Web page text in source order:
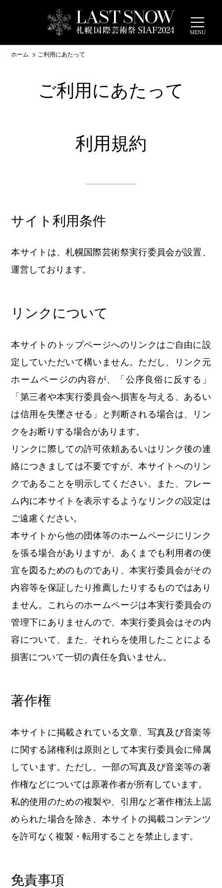
MENU
開催概要
アクセス
公募・連携企画
ホーム ご利用にあたって
ご利用にあたって
利用規約
サイト利用条件
本サイトは、札幌国際芸術祭実行委員会が設置、
運営しております。
リンクについて
本サイトのトップページへのリンクはご自由に設
定していただいて構いません。ただし、リンク元
ホームページの内容が、「公序良俗に反する」
「第三者や本実行委員会へ損害を与える、あるい
は信用を失墜させる」と判断される場合は、リン
クをお断りする場合があります。
リンクに際しての許可依頼あるいはリンク後の連
絡につきましては不要ですが、本サイトへのリン
クであることを明示してください。また、フレー
ム内に本サイトを表示するようなリンクの設定は
ご遠慮ください。
本サイトから他の団体等のホームページにリンク
を張る場合がありますが、あくまでも利用者の便
宜を図るためのものであり、本実行委員会がその
内容等を保証したり推薦したりするものではあり
ません。これらのホームページは本実行委員会の
管理下にありませんので、本実行委員会はその内
容について、また、それらを使用したことによる
損害について一切の責任を負いません。
著作権
本サイトに掲載されている文章、写真及び音楽等
に関する諸権利は原則として本実行委員会に帰属
しています。ただし、一部の写真及び音楽等の著
作権などについては原著作者が所有しています。
私的使用のための複製や、引用など著作権法上認
められた場合を除き、本サイトの掲載コンテンツ
を許可なく複製・転用することを禁止します。
免責事項